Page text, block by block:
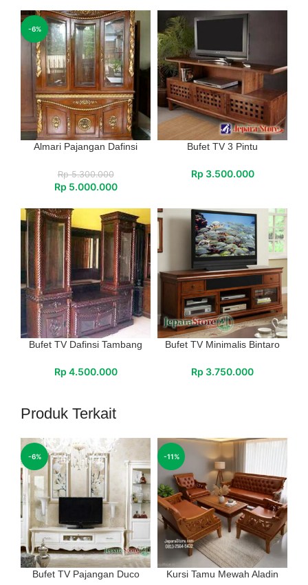
-6%
Almari Pajangan Dafinsi
Rp5.300.000
Rp 5.000.000
Bufet TV 3 Pintu
Rp 3.500.000
Bufet TV Dafinsi Tambang
Rp 4.500.000
Bufet TV Minimalis Bintaro
Rp 3.750.000
Produk Terkait
-6%
Bufet TV Pajangan Duco
-11%
Kursi Tamu Mewah Aladin